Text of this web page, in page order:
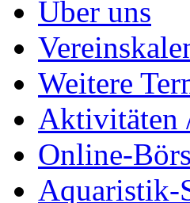
Über uns
Weitere
Aktivitäten
Online-
Aquaristik-